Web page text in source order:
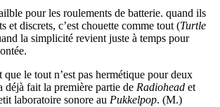
pour les roulements de batterie. quand ils
et discrets, c’est chouette comme tout (Turtle
la simplicité revient juste à temps pour
que le tout n’est pas hermétique pour deux
déjà fait la première partie de Radiohead et
laboratoire sonore au Pukkelpop. (M.)